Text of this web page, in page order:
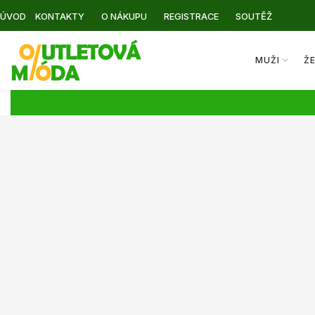
ÚVOD KONTAKTY O NÁKUPU REGISTRACE SOUTĚŽ
MUŽI